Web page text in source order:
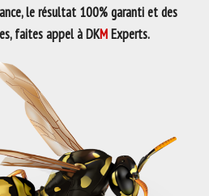
le résultat 100% garanti et des
faites appel à DKMExperts.